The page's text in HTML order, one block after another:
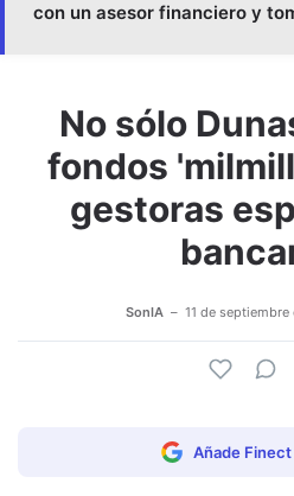
con un asesor financiero y
No sólo
fondos
gestoras
SonIA 11 de
Añade